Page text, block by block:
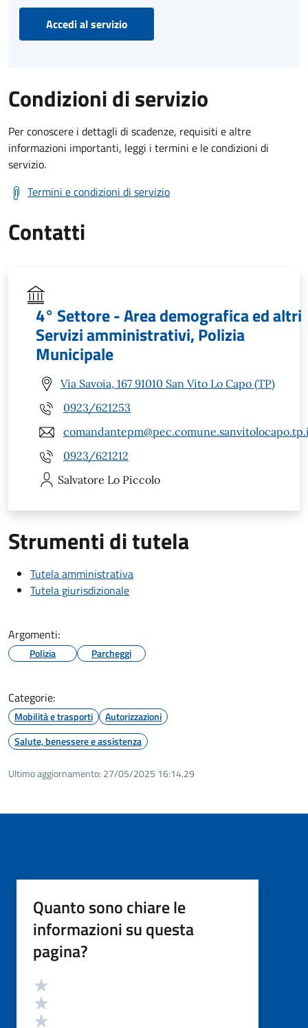
Accedi al servizio
Condizioni di servizio
Per conoscere i dettagli di scadenze, requisiti e altre
informazioni importanti, leggi i termini e le condizioni di
servizio.
Termini e condizioni di servizio
Contatti
4° Settore - Area demografica ed altri
Servizi amministrativi, Polizia
Municipale
Via Savoia, 167 91010 San Vito Lo Capo (TP)
0923/621253
0923/621212
Salvatore Lo Piccolo
Strumenti di tutela
Tutela amministrativa
Tutela giurisdizionale
Argomenti:
Polizia Parcheggi
Categorie:
Mobilità e trasporti
Autorizzazioni
Salute, benessere e assistenza
Ultimo aggiornamento: 27/05/2025 16:14.29
Quanto sono chiare le
informazioni su questa
pagina?
Valutazione